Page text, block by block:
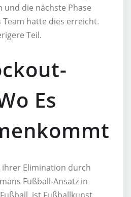
die nächste Phase
hatte dies erreicht.
Teil.
Es
ihrer Elimination durch
Fußball-Ansatz in